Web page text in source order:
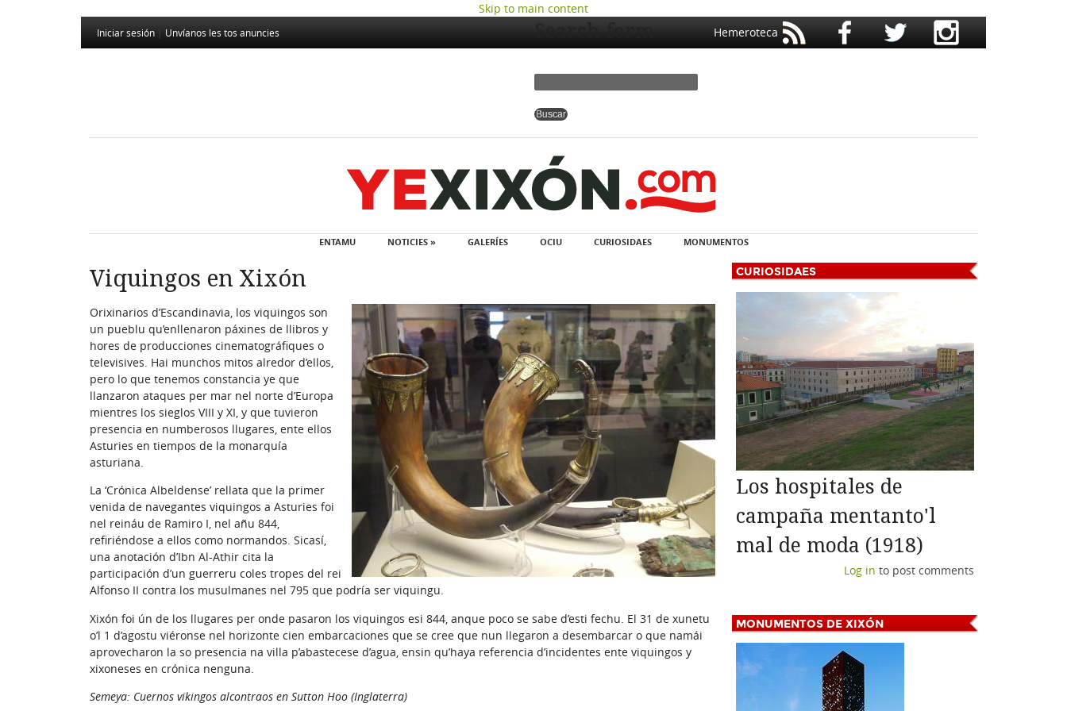
Skip to main content
Iniciar sesión Unvíanos les tos anuncies Hemeroteca
Search form
ENTAMU NOTICIES » GALERÍES OCIU CURIOSIDAES MONUMENTOS
Viquingos en Xixón
Orixinarios d’Escandinavia, los viquingos son
un pueblu qu’enllenaron páxines de llibros y
hores de producciones cinematográfiques o
televisives. Hai munchos mitos alredor d’ellos,
pero lo que tenemos constancia ye que
llanzaron ataques per mar nel norte d’Europa
mientres los sieglos VIII y XI, y que tuvieron
presencia en numberosos llugares, ente ellos
Asturies en tiempos de la monarquía
asturiana.
La ‘Crónica Albeldense’ rellata que la primer
venida de navegantes viquingos a Asturies foi
nel reináu de Ramiro I, nel añu 844,
refiriéndose a ellos como normandos. Sicasí,
una anotación d’Ibn Al-Athir cita la
participación d’un guerreru coles tropes del rei
Alfonso II contra los musulmanes nel 795 que podría ser viquingu.
Xixón foi ún de los llugares per onde pasaron los viquingos esi 844, anque poco se sabe d’esti fechu. El 31 de xunetu
o’l 1 d’agostu viéronse nel horizonte cien embarcaciones que se cree que nun llegaron a desembarcar o que namái
aprovecharon la so presencia na villa p’abastecese d’agua, ensin qu’haya referencia d’incidentes ente viquingos y
xixoneses en crónica nenguna.
Semeya: Cuernos vikingos alcontraos en Sutton Hoo (Inglaterra)
CURIOSIDAES
Los hospitales de
campaña mentanto'l
mal de moda (1918)
Log in to post comments
MONUMENTOS DE XIXÓN